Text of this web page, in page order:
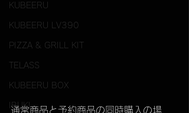
KUBEERU
KUBEERU LV390
PIZZA & GRILL KIT
TELASS
KUBEERU BOX
IBUKI
通常商品と予約商品の同時購入の場